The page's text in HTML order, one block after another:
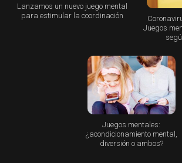
Lanzamos un nuevo juego mental
para estimular la coordinación
Juegos
Juegos mentales:
¿acondicionamiento mental,
diversión o ambos?